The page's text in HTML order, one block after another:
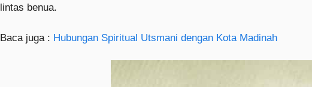
lintas benua.
Baca juga : Hubungan Spiritual Utsmani dengan Kota Madinah